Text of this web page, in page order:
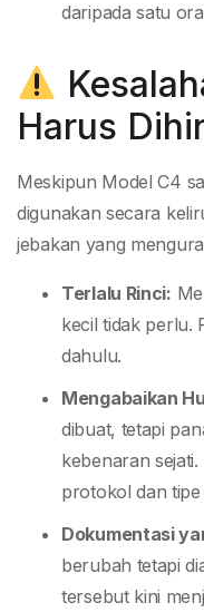
daripada satu
Harus
Meskipun Model C4
digunakan secara
jebakan yang
Terlalu Rinci:
kecil tidak perlu.
dahulu.
Mengabaikan
dibuat, tetapi
kebenaran
protokol dan
Dokumentasi
berubah tetapi
tersebut kini